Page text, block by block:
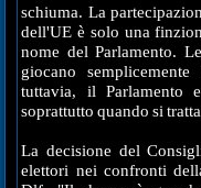
schiuma. La
dell'UE è solo una
nome del Parlamento.
giocano
tuttavia, il Parlamento
soprattutto quando si
La decisione del
elettori nei confronti